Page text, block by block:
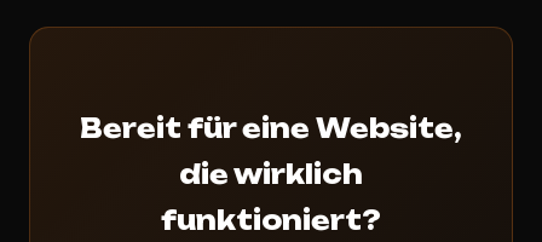
Bereit für eine Website,
die wirklich
funktioniert?